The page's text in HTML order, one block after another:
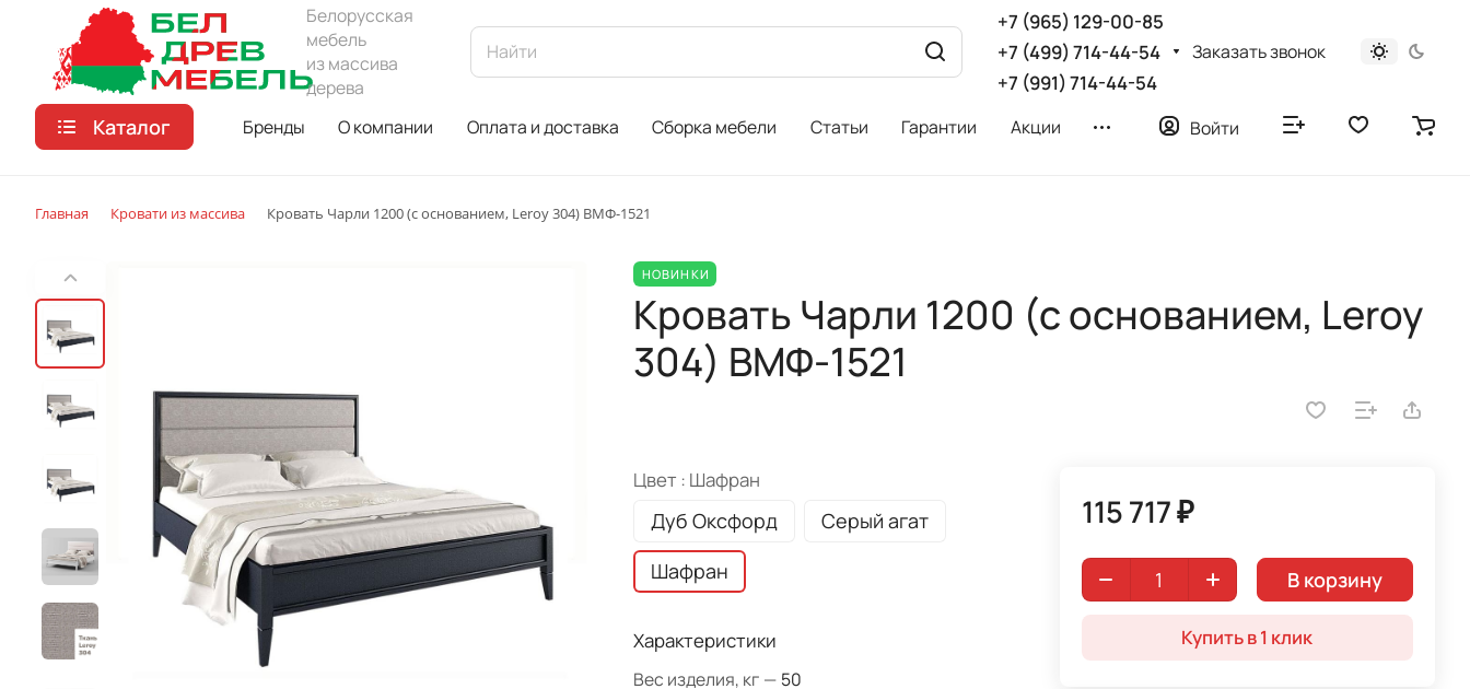
Белорусская
мебель
из массива
дерева
+7 (965) 129-00-85
+7 (499) 714-44-54
+7 (991) 714-44-54
Заказать звонок
Каталог Бренды О компании Оплата и доставка Сборка мебели Статьи Гарантии Акции Войти
Главная Кровати из массива Кровать Чарли 1200 (с основанием, Leroy 304) ВМФ-1521
НОВИНКИ
Кровать Чарли 1200 (с основанием, Leroy
304) ВМФ-1521
Цвет : Шафран
Дуб Оксфорд
Серый агат
Шафран
Характеристики
Вес изделия, кг — 50
115 717 ₽
В корзину
Купить в 1 клик